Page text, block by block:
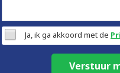
Ja, ik ga akkoord met de
Verstuur